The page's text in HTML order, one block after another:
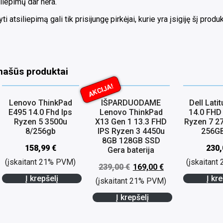
atsiliepimą gali tik prisijungę pirkėjai, kurie yra įsigiję šį
produktai
Lenovo ThinkPad
E495 14.0 Fhd Ips
Ryzen 5 3500u
8/256gb
158,99 €
(įskaitant 21% PVM)
Į krepšelį
AKCIJA!
IŠPARDUODAME
Lenovo ThinkPad
X13 Gen 1 13.3 FHD
IPS Ryzen 3 4450u
8GB 128GB SSD
Gera baterija
239,00€ 169,00 €
(įskaitant 21% PVM)
Į krepšelį
Dell
14.0
Ryzen 7
(įskaitant
Į